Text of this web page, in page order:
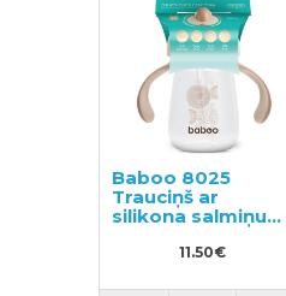
Baboo 8025
Trauciņš ar
silikona salmiņu
11.50€